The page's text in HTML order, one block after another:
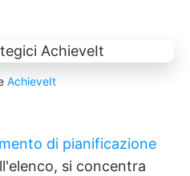
AchieveIt
di pianificazione
si concentra